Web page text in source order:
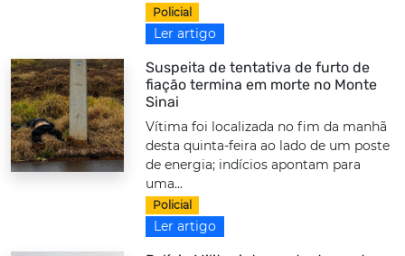
Policial
Ler artigo
Suspeita de tentativa de furto de
fiação termina em morte no Monte
Sinai
Vítima foi localizada no fim da manhã
desta quinta-feira ao lado de um poste
de energia; indícios apontam para
uma...
Policial
Ler artigo